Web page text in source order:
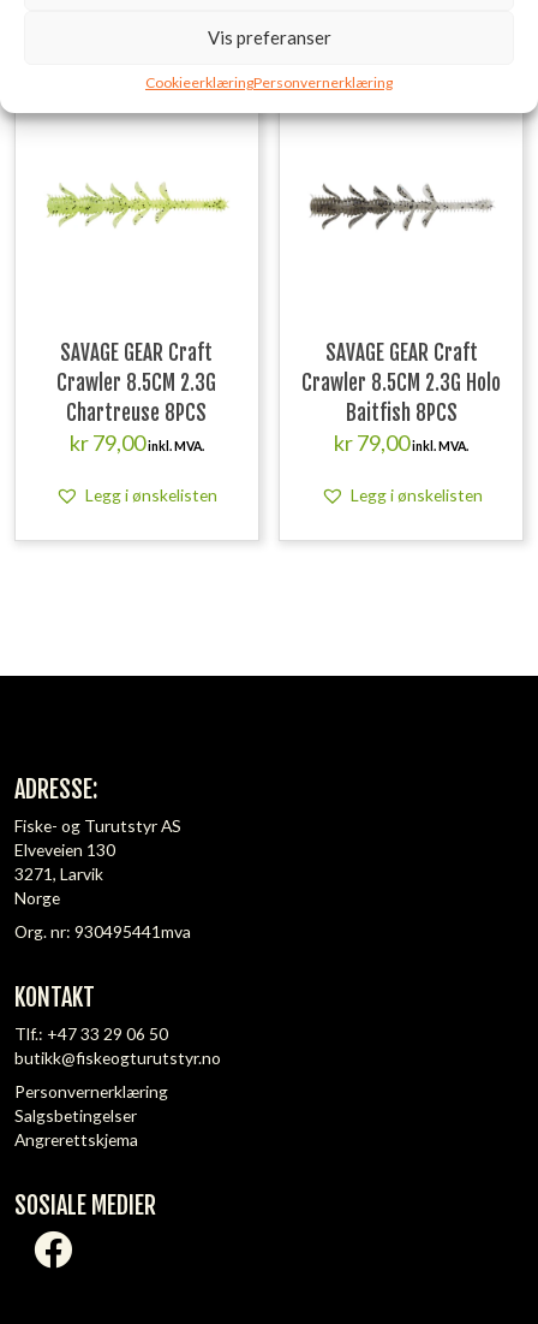
Vis preferanser
CookieerklæringPersonvernerklæring
SAVAGE GEAR Craft
Crawler 8.5CM 2.3G
Chartreuse 8PCS
kr79,00inkl. MVA.
Legg i ønskelisten
SAVAGE GEAR Craft
Crawler 8.5CM 2.3G Holo
Baitfish 8PCS
kr79,00inkl. MVA.
Legg i ønskelisten
ADRESSE:
Fiske- og Turutstyr AS
Elveveien 130
3271, Larvik
Norge
Org. nr: 930495441mva
KONTAKT
Tlf.: +47 33 29 06 50
butikk@fiskeogturutstyr.no
Personvernerklæring
Salgsbetingelser
Angrerettskjema
SOSIALE MEDIER